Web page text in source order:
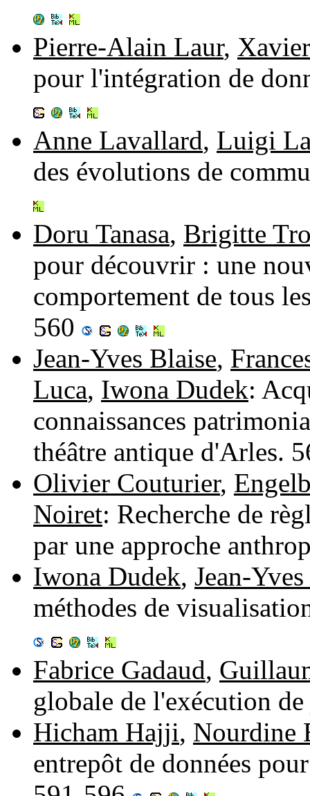
Pierre-Alain Laur,
pour l'intégration de
Anne Lavallard, Luigi
des évolutions de
Doru Tanasa, Brigitte
pour découvrir : une
comportement de tous
560
Jean-Yves Blaise,
Luca, Iwona Dudek:
connaissances
théâtre antique d'Arles.
Olivier Couturier,
Noiret: Recherche de
par une approche
Iwona Dudek, Jean-
méthodes de
Fabrice Gadaud,
globale de l'exécution
Hicham Hajji, Nourdine
entrepôt de données